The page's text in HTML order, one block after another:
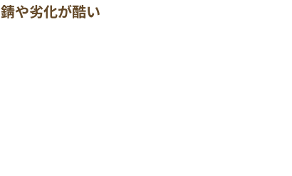
錆や劣化が酷い